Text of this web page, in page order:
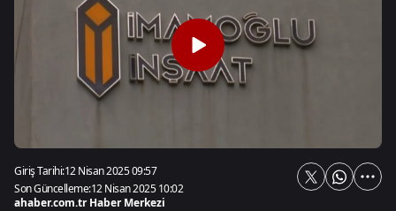
Giriş Tarihi:12 Nisan 2025 09:57
Son Güncelleme:12 Nisan 2025 10:02
ahaber.com.tr Haber Merkezi